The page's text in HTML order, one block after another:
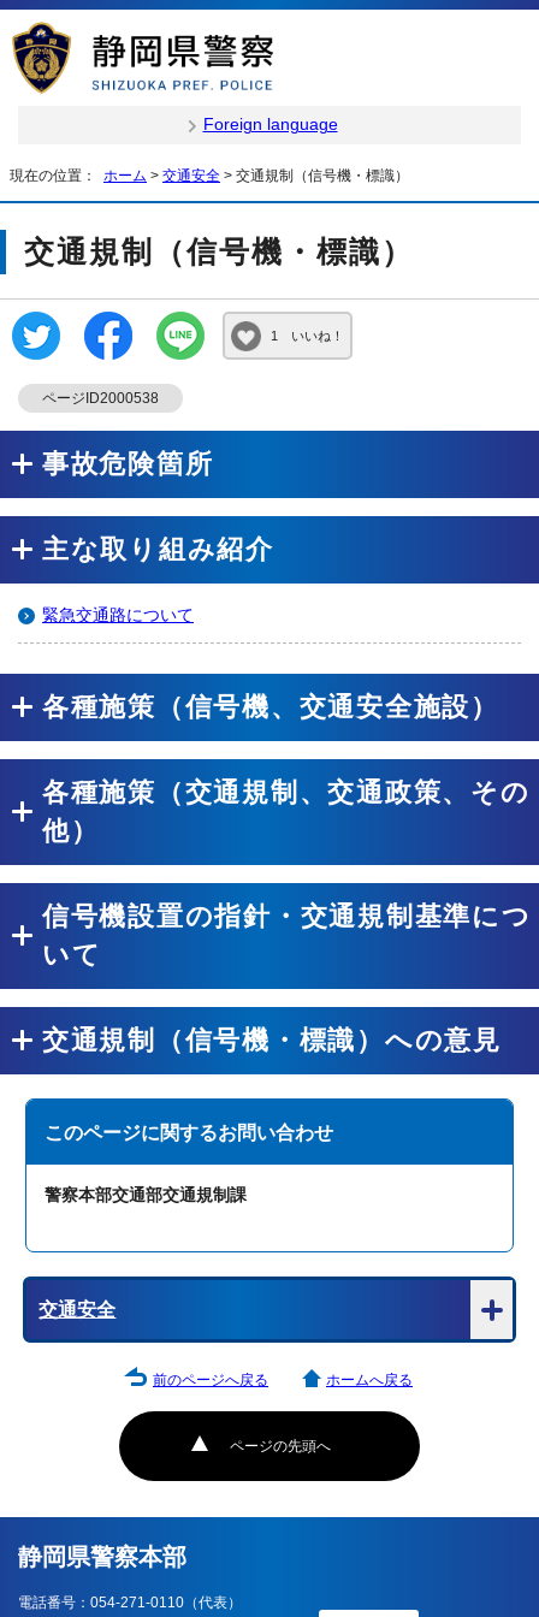
Foreign language
現在の位置： ホーム > 交通安全 > 交通規制（信号機・標識）
交通規制（信号機・標識）
1 いいね！
ページID2000538
事故危険箇所
主な取り組み紹介
緊急交通路について
各種施策（信号機、交通安全施設）
各種施策（交通規制、交通政策、その
他）
信号機設置の指針・交通規制基準につ
いて
交通規制（信号機・標識）への意見
このページに関するお問い合わせ
警察本部交通部交通規制課
交通安全
ページの先頭へ
前のページへ戻る ホームへ戻る
静岡県警察本部
電話番号：054-271-0110（代表）